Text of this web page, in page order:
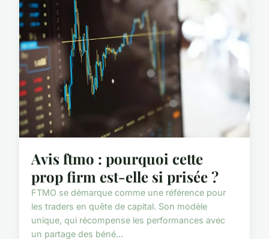
Avis ftmo : pourquoi cette
prop firm est-elle si prisée ?
FTMO se démarque comme une référence pour
les traders en quête de capital. Son modèle
unique, qui récompense les performances avec
un partage des béné...